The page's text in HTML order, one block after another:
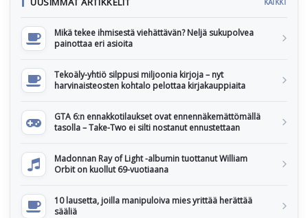
Mikä tekee ihmisestä viehättävän? Neljä sukupolvea
painottaa eri asioita
Tekoäly-yhtiö silppusi miljoonia kirjoja – nyt
harvinaisteosten kohtalo pelottaa kirjakauppiaita
GTA 6:n ennakkotilaukset ovat ennennäkemättömällä
tasolla – Take-Two ei silti nostanut ennustettaan
Madonnan Ray of Light -albumin tuottanut William
Orbit on kuollut 69-vuotiaana
10 lausetta, joilla manipuloiva mies yrittää herättää
sääliä